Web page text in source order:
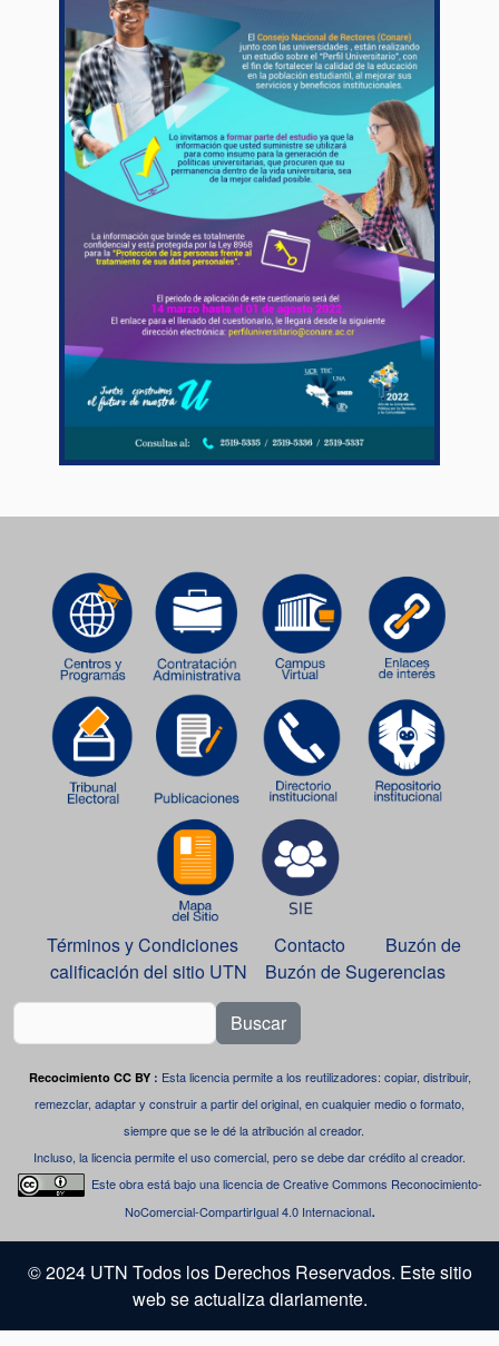
Términos y Condiciones Contacto
Buzón de
calificación del sitio UTN
Buzón de Sugerencias
Buscar
Recocimiento CC BY : Esta licencia permite a los reutilizadores: copiar, distribuir,
remezclar, adaptar y construir a partir del original, en cualquier medio o formato,
siempre que se le dé la atribución al creador.
Incluso, la licencia permite el uso comercial, pero se debe dar crédito al creador.
Este obra está bajo unalicencia de Creative Commons Reconocimiento-
NoComercial-CompartirIgual 4.0 Internacional.
© 2024 UTN Todos los Derechos Reservados. Este sitio
web se actualiza diariamente.